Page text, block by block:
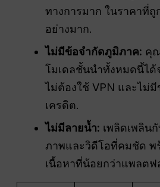
ทางการมาก ในราคาที่
อย่างมาก.
ไม่มีข้อจำกัดภูมิภาค: คุ
โมเดลชั้นนำทั้งหมดนี้ได้
ไม่ต้องใช้ VPN และไม่
เครดิต.
ไม่มีลายน้ำ: เพลิดเพลิน
ภาพและวิดีโอที่คมชัด พ
เนื้อหาที่น้อยกว่าแพลตฟ